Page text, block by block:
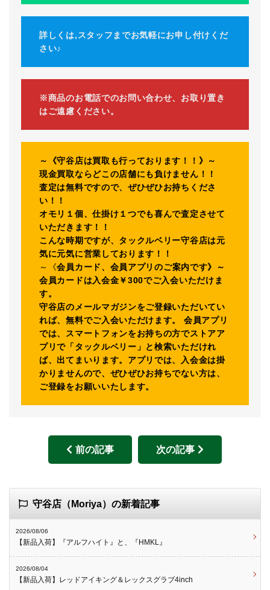
詳しくは,スタッフまでお気軽にお申し付けくだ
さい♪
※商品のお電話でのお問い合わせ、お取り置き
はご遠慮ください。
～《守谷店は買取も行っております！！》～
現金買取ならどこの店舗にも負けません！！
査定は無料ですので、ぜひぜひお持ちくださ
い！！
オモリ１個、仕掛け１つでも喜んで査定させて
いただきます！！
こんな時期ですが、タックルベリー守谷店は元
気に元気に営業しております！！
～《会員カード、会員アプリのご案内です》～
会員カードは入会金￥300でご入会いただけま
す。
守谷店のメールマガジンをご登録いただいてい
れば、無料でご入会いただけます。 会員アプリ
では、スマートフォンをお持ちの方でストアア
プリで「タックルベリー」と検索いただけれ
ば、出てまいります。アプリでは、入会金は掛
かりませんので、ぜひぜひお持ちでない方は、
ご登録をお願いいたします。
前の記事 次の記事
守谷店（Moriya）の新着記事
2026/08/06
【新品入荷】『アルフハイト』と、『HMKL』
2026/08/04
【新品入荷】レッドアイキング＆レックスグラブ4inch